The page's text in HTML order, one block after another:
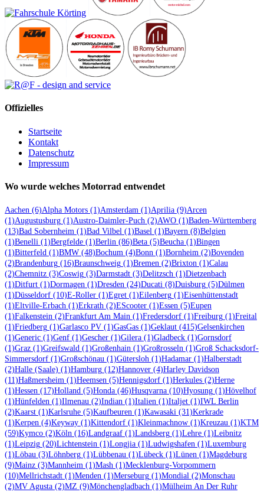
Offizielles
Startseite
Kontakt
Datenschutz
Impressum
Wo wurde welches Motorrad entwendet
Aachen (6)Alpha Motors (1)Amsterdam (1)Aprilia (9)Arcen
(1)Augustusburg (1)Austro-Daimler-Puch (2)AWO (1)Baden-Württemberg
(13)Bad Sobernheim (1)Bad Vilbel (1)Basel (1)Bayern (8)Belgien
(1)Benelli (1)Bergfelde (1)Berlin (86)Beta (5)Beucha (1)Bingen
(1)Bitterfeld (1)BMW (48)Bochum (4)Bonn (1)Bornheim (2)Bovenden
(2)Brandenburg (16)Braunschweig (1)Bremen (2)Brixton (1)Calau
(2)Chemnitz (3)Coswig (3)Darmstadt (3)Delitzsch (1)Dietzenbach
(1)Ditfurt (1)Dormagen (1)Dresden (24)Ducati (8)Duisburg (5)Dülmen
(1)Düsseldorf (10)E-Roller (1)Egret (1)Eilenberg (1)Eisenhüttenstadt
(1)Eltville-Erbach (1)Erkrath (2)EScooter (1)Essen (5)Eupen
(1)Falkenstein (2)Frankfurt Am Main (1)Fredersdorf (1)Freiburg (1)Freital
(1)Friedberg (1)Garlasco PV (1)GasGas (1)Geklaut (415)Gelsenkirchen
(1)Generic (1)Genf (1)Gescher (1)Gilera (1)Gladbeck (1)Gornsdorf
(1)Graz (1)Greifswald (1)Großenhain (1)Großrosseln (1)Groß Schacksdorf-
Simmersdorf (1)Großschönau (1)Gütersloh (1)Hadamar (1)Halberstadt
(2)Halle (Saale) (1)Hamburg (12)Hannover (4)Harley Davidson
(11)Haßmersheim (1)Heemsen (5)Hennigsdorf (1)Herkules (2)Herne
(1)Hessen (17)Holland (5)Honda (46)Husqvarna (10)Hyosung (1)Hövelhof
(1)Hünfelden (1)Ilmenau (2)Indian (1)Italien (1)Italjet (1)IWL Berlin
(2)Kaarst (1)Karlsruhe (5)Kaufbeuren (1)Kawasaki (31)Kerkrade
(1)Kerpen (4)Keyway (1)Kittendorf (1)Kleinmachnow (1)Kreuzau (1)KTM
(59)Kymco (2)Köln (16)Landgraaf (1)Landsberg (1)Lehre (1)Leibnitz
(1)Leipzig (20)Lichtenstein (1)Longjia (1)Ludwigshafen (1)Luxemburg
(1)Löbau (3)Löhnberg (1)Lübbenau (1)Lübeck (1)Lünen (1)Magdeburg
(9)Mainz (3)Mannheim (1)Mash (1)Mecklenburg-Vorpommern
(10)Mellrichstadt (1)Menden (1)Merseburg (1)Mondial (2)Monschau
(2)MV Agusta (2)MZ (9)Mönchengladbach (1)Mülheim An Der Ruhr